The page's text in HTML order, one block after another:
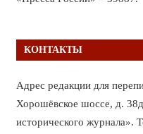
КОНТАКТЫ
Адрес редакции для
Хорошёвское шоссе, д.
исторического журнала».